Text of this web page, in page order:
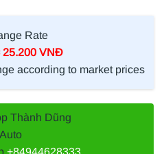
Rate
25.200 VNĐ
according to market prices
+84944628333